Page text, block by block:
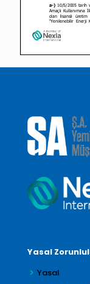
Yasal
Yasal